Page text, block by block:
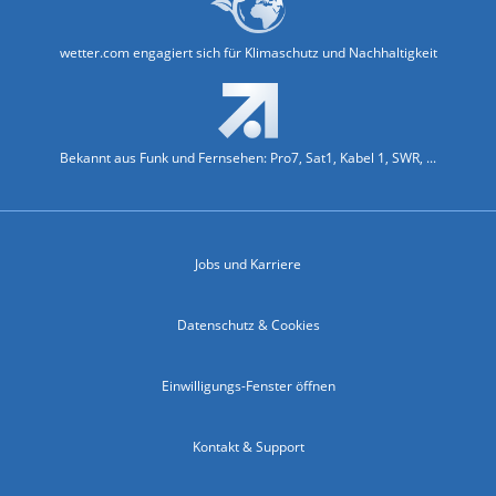
wetter.com engagiert sich für Klimaschutz und Nachhaltigkeit
Bekannt aus Funk und Fernsehen: Pro7, Sat1, Kabel 1, SWR, ...
Jobs und Karriere
Datenschutz & Cookies
Einwilligungs-Fenster öffnen
Kontakt & Support